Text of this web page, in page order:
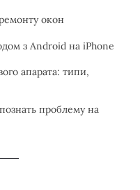
окон
з Android на iPhone
апарата: типи,
проблему на